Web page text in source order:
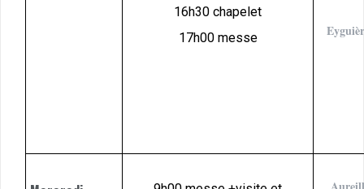
16h30 chapelet
17h00 messe